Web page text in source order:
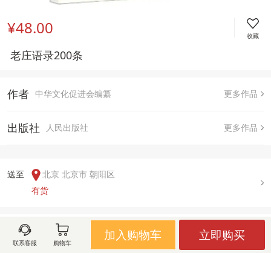
¥48.00 收藏
老庄语录200条
作者 中华文化促进会编纂 更多作品
出版社 人民出版社 更多作品
送至
北京 北京市 朝阳区
有货
用户评论(
联系客服 购物车
加入购物车 立即购买